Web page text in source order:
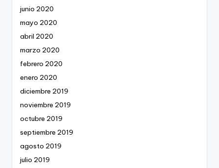
junio 2020
mayo 2020
abril 2020
marzo 2020
febrero 2020
enero 2020
diciembre 2019
noviembre 2019
octubre 2019
septiembre 2019
agosto 2019
julio 2019